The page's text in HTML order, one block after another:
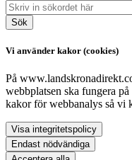
Sök
Vi använder kakor (cookies)
På
webbplatsen ska fungera
kakor för webbanalys så vi
Visa integritetspolicy
Endast nödvändiga